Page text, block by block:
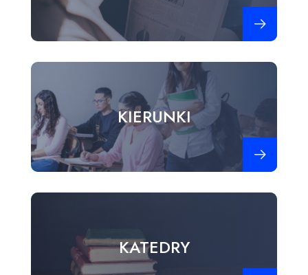
KIERUNKI
KATEDRY